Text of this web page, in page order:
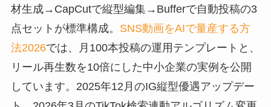
材生成→CapCutで縦型編集→Bufferで自動投稿の3
点セットが標準構成。 SNS動画をAIで量産する方
法2026では、月100本投稿の運用テンプレートと、
リール再生数を10倍にした中小企業の実例を公開
しています。2025年12月のIG縦型優遇アップデー